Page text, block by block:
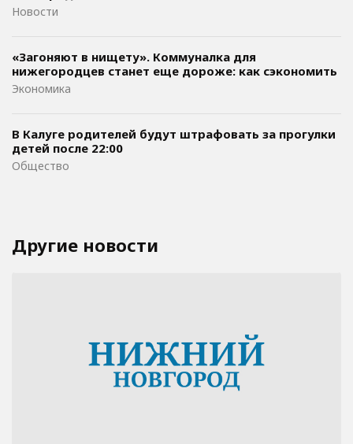
Новости
«Загоняют в нищету». Коммуналка для
нижегородцев станет еще дороже: как сэкономить
Экономика
В Калуге родителей будут штрафовать за прогулки
детей после 22:00
Общество
Другие новости